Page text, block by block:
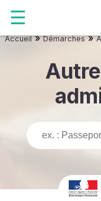
Accueil»Démarches»